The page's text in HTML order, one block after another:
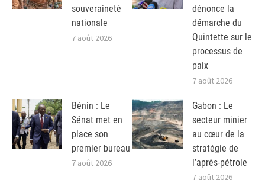
souveraineté
nationale
7 août 2026
dénonce la
démarche du
Quintette sur le
processus de
paix
7 août 2026
Bénin : Le
Sénat met en
place son
premier bureau
7 août 2026
Gabon : Le
secteur minier
au cœur de la
stratégie de
l’après-pétrole
7 août 2026